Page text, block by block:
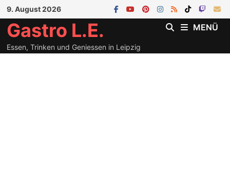
Zum
Inhalt
springen
9. August 2026
Gastro L.E.
Essen, Trinken und Geniessen in Leipzig
MENÜ